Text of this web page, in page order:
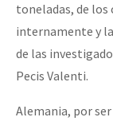
toneladas, de los
internamente y
de las
Pecis Valenti.
Alemania, por